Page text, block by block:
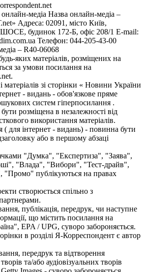
медіа Назва онлайн-медіа –
Адреса: 02091, місто Київ,
будинок 172-Б, офіс 208/1 E-mail:
Телефон: 044-205-43-00
– R40-06068
яких матеріалів, розміщених на
за умови посилання на
зі сторінки « Новини України
- видань - обов'язкове пряме
систем гіперпосилання .
розміщена в незалежності від
використання матеріалів.
( для інтернет - видань) - повинна бути
або в першому абзаці
"Думка", "Експертиза", "Заява",
"Влада", "Вибори", "Тест-драйв",
"Промо" публікуються на правах
створюється спільно з
публікація, передрук, чи наступне
що містить посилання на
EPA / UPG, суворо забороняється.
в розділі Я-Корреспондент є автор
передрук та відтворення
та/або аудіовізуальних творів